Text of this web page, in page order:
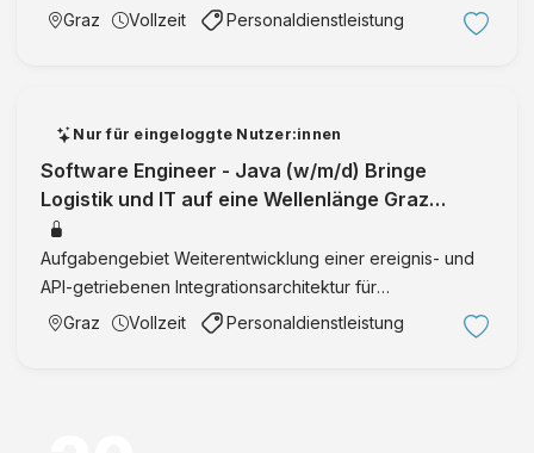
Level) Analyse, Fehlerbehebung und Dokumentation
Graz Vollzeit Personaldienstleistung
Nur für eingeloggte Nutzer:innen
Software Engineer - Java (w/m/d) Bringe
Logistik und IT auf eine Wellenlänge Graz
Software Engineering
Aufgabengebiet Weiterentwicklung einer ereignis- und
API-getriebenen Integrationsarchitektur für
Logistikprozesse in Echtzeit Design von Entkopplungs-
und Integrationsmechanismen zwischen Logistiksystem,
Graz Vollzeit Personaldienstleistung